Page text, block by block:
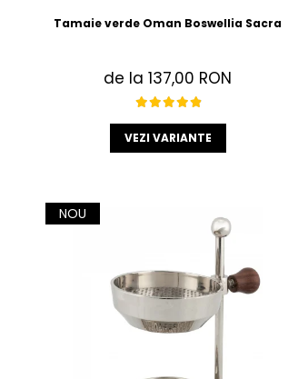
Tamaie verde Oman Boswellia Sacra
de la 137,00 RON
VEZI VARIANTE
NOU